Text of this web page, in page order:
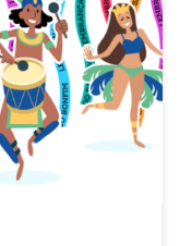
– 5:30 Μ.Μ. Στο
στο σταθμό μετρό
Ο ρυθμός
Orff αλλά και όλης
σ΄αυτόν,